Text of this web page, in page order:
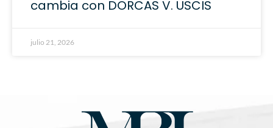
cambia con DORCAS V. USCIS
julio 21, 2026